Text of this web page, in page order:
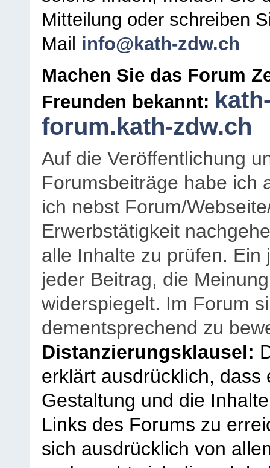
Mitteilung oder schreiben
Mail info@kath-zdw.ch
Machen Sie das Forum
Freunden bekannt:
forum.kath-zdw.ch
Auf die Veröffentlichung
Forumsbeiträge habe ich
ich nebst Forum/
Erwerbstätigkeit
alle Inhalte zu prüfen.
jeder Beitrag, die
widerspiegelt. Im Forum
dementsprechend zu
Distanzierungsklausel:
erklärt ausdrücklich,
Gestaltung und die
Links des Forums zu
sich ausdrücklich von